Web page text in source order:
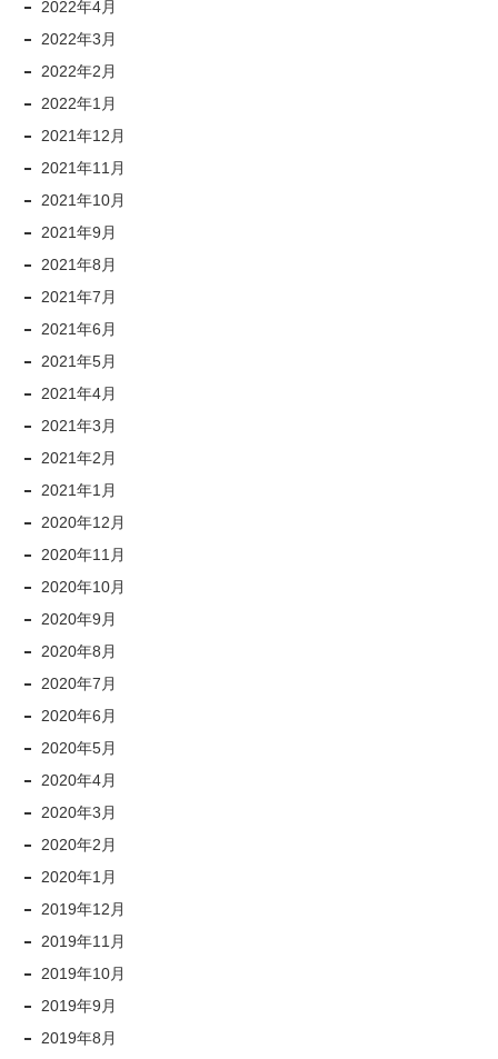
2022年4月
2022年3月
2022年2月
2022年1月
2021年12月
2021年11月
2021年10月
2021年9月
2021年8月
2021年7月
2021年6月
2021年5月
2021年4月
2021年3月
2021年2月
2021年1月
2020年12月
2020年11月
2020年10月
2020年9月
2020年8月
2020年7月
2020年6月
2020年5月
2020年4月
2020年3月
2020年2月
2020年1月
2019年12月
2019年11月
2019年10月
2019年9月
2019年8月